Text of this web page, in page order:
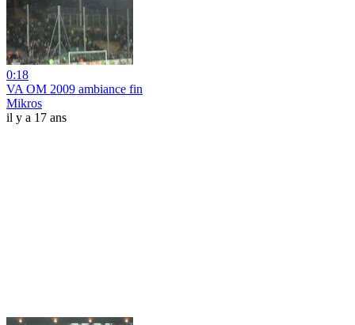
0:18
VA OM 2009 ambiance fin
Mikros
il y a 17 ans